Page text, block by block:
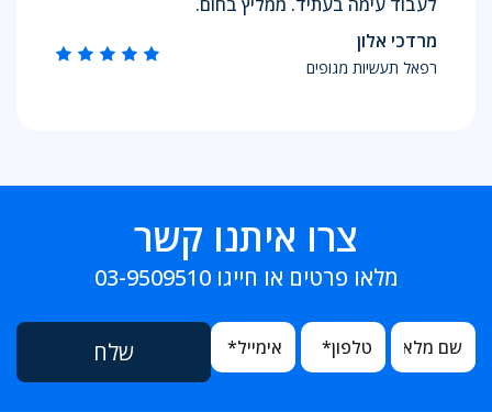
מרדכי אלון
רפאל תעשיות מגופים
צרו איתנו קשר
מלאו פרטים או חייגו 03-9509510